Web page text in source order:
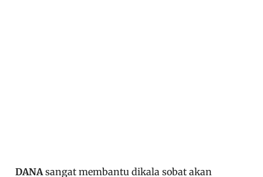
DANAsangat membantu dikala sobat akan